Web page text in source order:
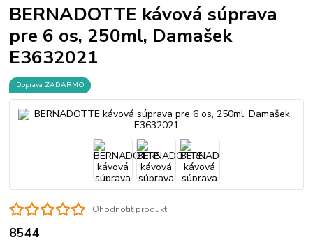
BERNADOTTE kávová súprava
pre 6 os, 250ml, Damašek
E3632021
Doprava ZADARMO
Ohodnotiť produkt
8544